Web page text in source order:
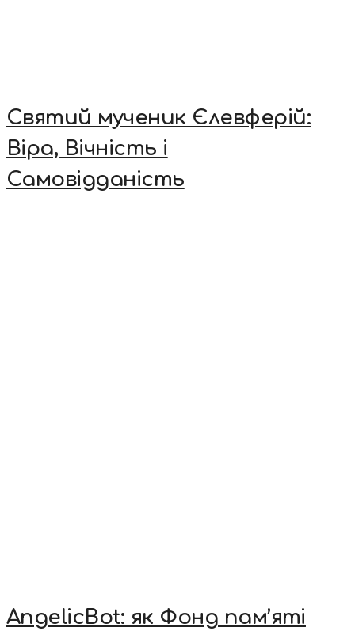
Святий мученик Єлевферій:
Віра, Вічність і
Самовідданість
AngelicBot: як Фонд пам’яті